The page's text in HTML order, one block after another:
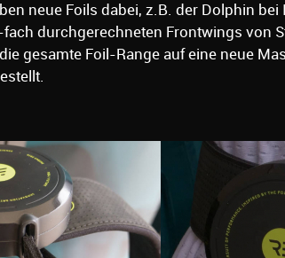
neue Foils dabei, z.B. der Dolphin bei
durchgerechneten Frontwings von
gesamte Foil-Range auf eine neue